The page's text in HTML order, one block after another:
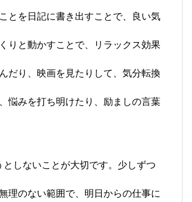
とを日記に書き出すことで、良い気
りと動かすことで、リラックス効果
だり、映画を見たりして、気分転換
悩みを打ち明けたり、励ましの言葉
しないことが大切です。少しずつ
理のない範囲で、明日からの仕事に